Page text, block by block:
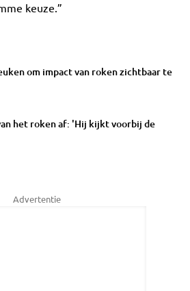
keuze.”
om impact van roken zichtbaar te
het roken af: 'Hij kijkt voorbij de
Advertentie